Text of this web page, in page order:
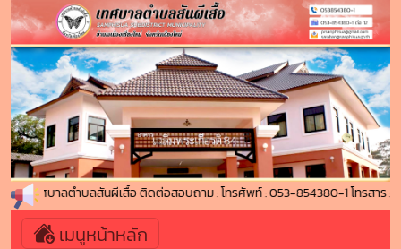
สู่ เทศบาลตำบลสันผีเสื้อ ติดต่อสอบถาม : โทรศัพท์ : 053-854380-1 โทรสาร :
เมนูหน้าหลัก